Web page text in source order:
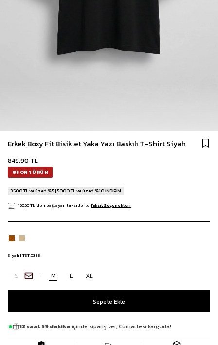
Erkek Boxy Fit Bisiklet Yaka Yazı Baskılı T-Shirt Siyah
849,90 TL
SON 1 ÜRÜN
3500 TL ve üzeri %5 | 5000 TL ve üzeri %10 İNDİRİM
160,60 TL`den başlayan taksitlerle Taksit Seçenekleri
Siyah | TST.0333
S M L XL
12 saat 59 dakika içinde sipariş ver, Cumartesi kargoda!